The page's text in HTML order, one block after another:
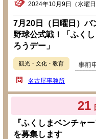
2024年10月9日（水曜
7月20日（日曜日）バ
野球公式戦！「ふく
ろうデー」
観光・文化・教育
名古屋事務所
21
『ふくしまベンチャ
を募集します